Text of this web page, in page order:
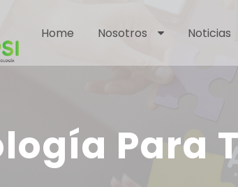
Home Nosotros Noticias
Para